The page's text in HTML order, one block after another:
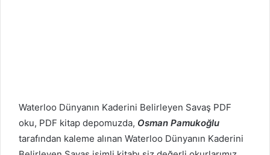
Waterloo Dünyanın Kaderini Belirleyen Savaş PDF
oku, PDF kitap depomuzda, Osman Pamukoğlu
tarafından kaleme alınan Waterloo Dünyanın Kaderini